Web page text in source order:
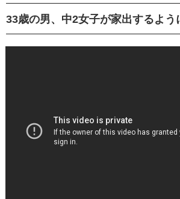
33歳の男、中2女子が家出するよう